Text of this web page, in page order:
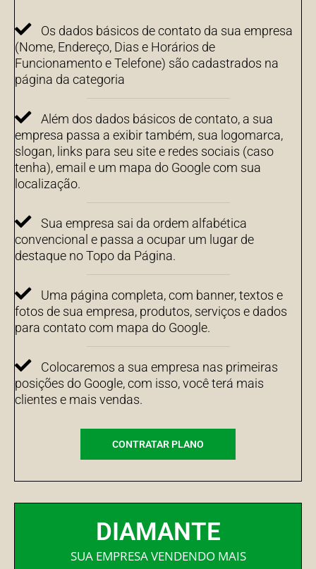
Os dados básicos de contato da sua empresa
(Nome, Endereço, Dias e Horários de
Funcionamento e Telefone) são cadastrados na
página da categoria
Além dos dados básicos de contato, a sua
empresa passa a exibir também, sua logomarca,
slogan, links para seu site e redes sociais (caso
tenha), email e um mapa do Google com sua
localização.
Sua empresa sai da ordem alfabética
convencional e passa a ocupar um lugar de
destaque no Topo da Página.
Uma página completa, com banner, textos e
fotos de sua empresa, produtos, serviços e dados
para contato com mapa do Google.
Colocaremos a sua empresa nas primeiras
posições do Google, com isso, você terá mais
clientes e mais vendas.
CONTRATAR PLANO
DIAMANTE
SUA EMPRESA VENDENDO MAIS